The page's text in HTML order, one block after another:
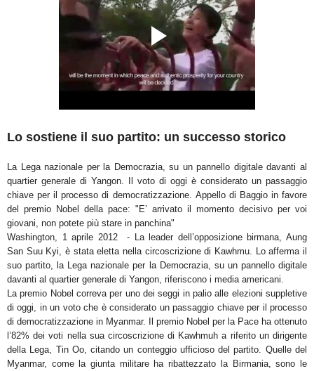
Lo sostiene il suo partito: un successo storico
La Lega nazionale per la Democrazia, su un pannello digitale davanti al
quartier generale di Yangon. Il voto di oggi è considerato un passaggio
chiave per il processo di democratizzazione. Appello di Baggio in favore
del premio Nobel della pace: "E’ arrivato il momento decisivo per voi
giovani, non potete più stare in panchina"
Washington, 1 aprile 2012 - La leader dell’opposizione birmana, Aung
San Suu Kyi, è stata eletta nella circoscrizione di Kawhmu. Lo afferma il
suo partito, la Lega nazionale per la Democrazia, su un pannello digitale
davanti al quartier generale di Yangon, riferiscono i media americani.
La premio Nobel correva per uno dei seggi in palio alle elezioni suppletive
di oggi, in un voto che è considerato un passaggio chiave per il processo
di democratizzazione in Myanmar. Il premio Nobel per la Pace ha ottenuto
l’82% dei voti nella sua circoscrizione di Kawhmuh a riferito un dirigente
della Lega, Tin Oo, citando un conteggio ufficioso del partito. Quelle del
Myanmar, come la giunta militare ha ribattezzato la Birmania, sono le